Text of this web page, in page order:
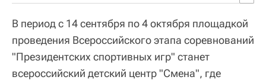
В период с 14 сентября по 4 октября площадкой
проведения Всероссийского этапа соревнований
"Президентских спортивных игр" станет
всероссийский детский центр "Смена", где